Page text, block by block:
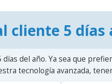
cliente 5 días
del año. Ya sea que
tecnología avanzada,